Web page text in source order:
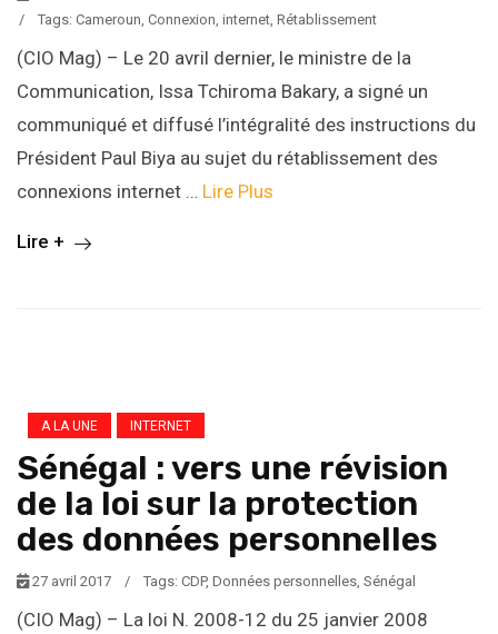
/
Tags: Cameroun Connexion internet Rétablissement
(CIO Mag) – Le 20 avril dernier, le ministre de la
Communication, Issa Tchiroma Bakary, a signé un
communiqué et diffusé l’intégralité des instructions du
Président Paul Biya au sujet du rétablissement des
connexions internet … Lire Plus
Lire +
A LA UNE INTERNET
Sénégal : vers une révision
de la loi sur la protection
des données personnelles
27 avril 2017 / Tags: CDP, Données personnelles Sénégal
(CIO Mag) – La loi N. 2008-12 du 25 janvier 2008